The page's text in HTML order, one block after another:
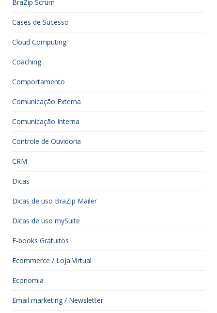
BraZip Scrum
Cases de Sucesso
Cloud Computing
Coaching
Comportamento
Comunicação Externa
Comunicação Interna
Controle de Ouvidoria
CRM
Dicas
Dicas de uso BraZip Mailer
Dicas de uso mySuite
E-books Gratuitos
Ecommerce / Loja Virtual
Economia
Email marketing / Newsletter